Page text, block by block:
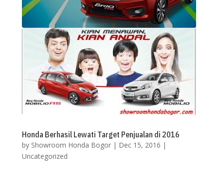
Honda Berhasil Lewati Target Penjualan di 2016
by Showroom Honda Bogor| Dec 15, 2016 |
Uncategorized